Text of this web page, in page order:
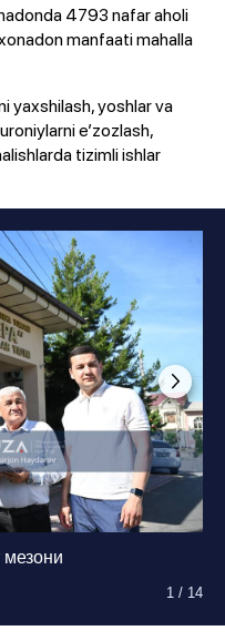
4793 nafar aholi
manfaati mahalla
yaxshilash, yoshlar va
e’zozlash,
tizimli ishlar
1 / 14
1 / 14
1 / 14
1 / 14
1 / 14
1 / 14
1 / 14
1 / 14
1 / 14
1 / 14
1 / 14
1 / 14